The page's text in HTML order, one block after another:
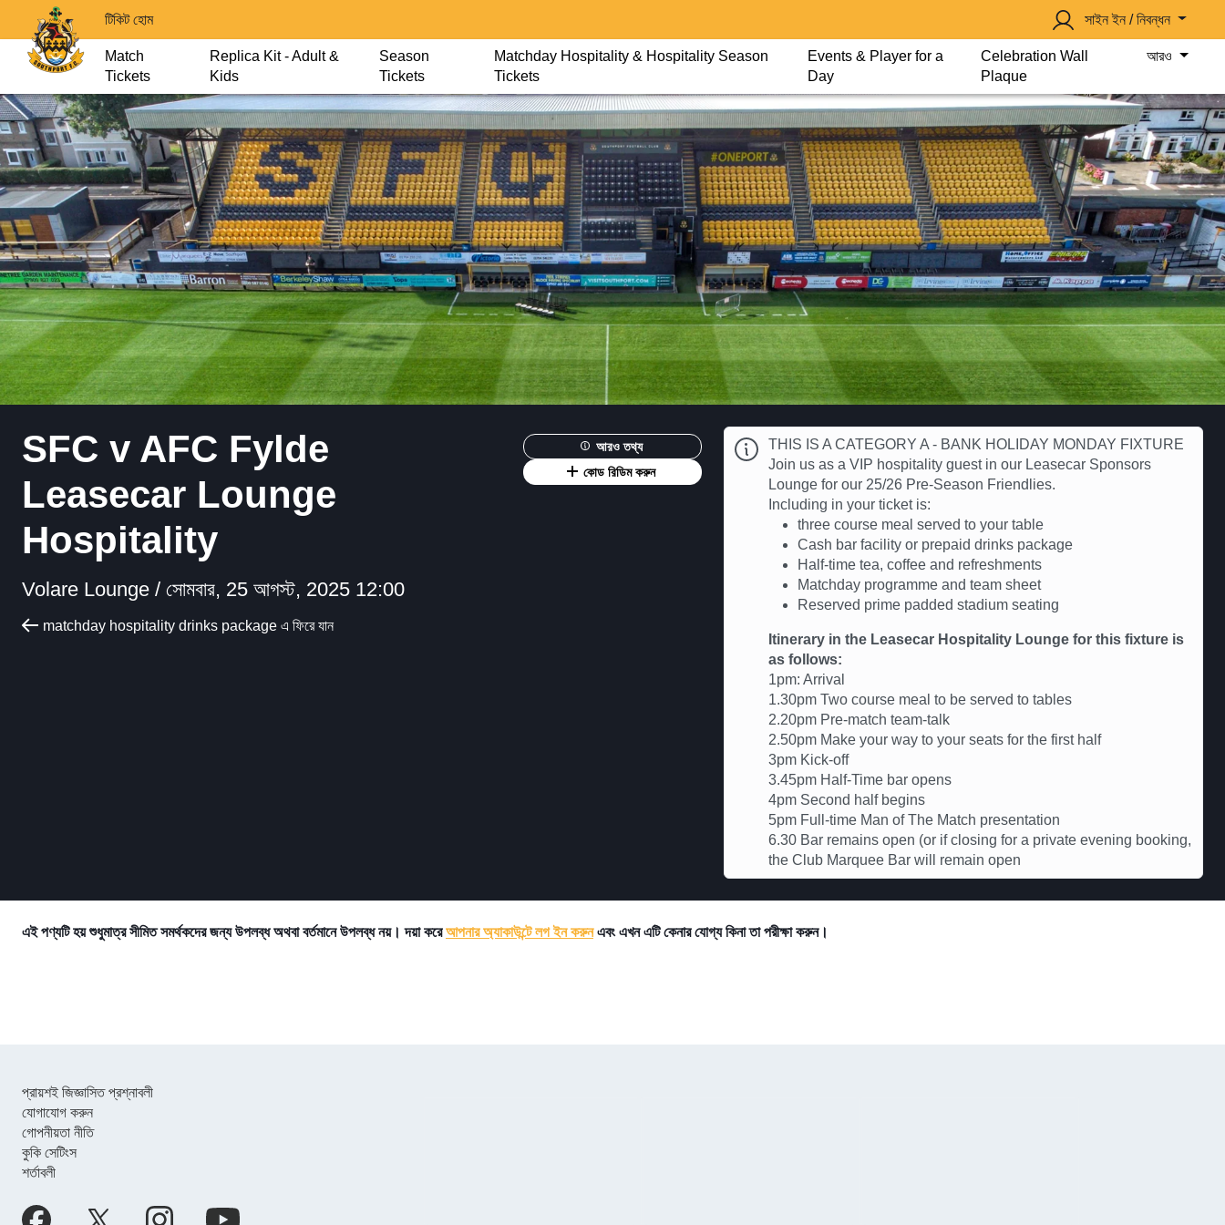
টিকিট হোম সাইন ইন / নিবন্ধন
Match
Tickets
Replica Kit - Adult &
Kids
Season
Tickets
Matchday Hospitality & Hospitality Season
Tickets
Events & Player for a
Day
Celebration Wall
Plaque
আরও
SFC v AFC Fylde
Leasecar Lounge
Hospitality
Volare Lounge / সোমবার, 25 আগস্ট, 2025 12:00
matchday hospitality drinks package এ ফিরে যান
আরও তথ্য
কোড রিডিম করুন
THIS IS A CATEGORY A - BANK HOLIDAY MONDAY FIXTURE
Join us as a VIP hospitality guest in our Leasecar Sponsors
Lounge for our 25/26 Pre-Season Friendlies.
Including in your ticket is:
three course meal served to your table
Cash bar facility or prepaid drinks package
Half-time tea, coffee and refreshments
Matchday programme and team sheet
Reserved prime padded stadium seating
Itinerary in the Leasecar Hospitality Lounge for this fixture is
as follows:
1pm: Arrival
1.30pm Two course meal to be served to tables
2.20pm Pre-match team-talk
2.50pm Make your way to your seats for the first half
3pm Kick-off
3.45pm Half-Time bar opens
4pm Second half begins
5pm Full-time Man of The Match presentation
6.30 Bar remains open (or if closing for a private evening booking,
the Club Marquee Bar will remain open
এই পণ্যটি হয় শুধুমাত্র সীমিত সমর্থকদের জন্য উপলব্ধ অথবা বর্তমানে উপলব্ধ নয়। দয়া করেআপনার অ্যাকাউন্টে লগ ইন করুনএবং এখন এটি কেনার যোগ্য কিনা তা পরীক্ষা করুন।
প্রায়শই জিজ্ঞাসিত প্রশ্নাবলী
যোগাযোগ করুন
গোপনীয়তা নীতি
কুকি সেটিংস
শর্তাবলী